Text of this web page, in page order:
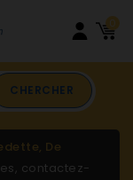
0
CHERCHER
De
contactez-